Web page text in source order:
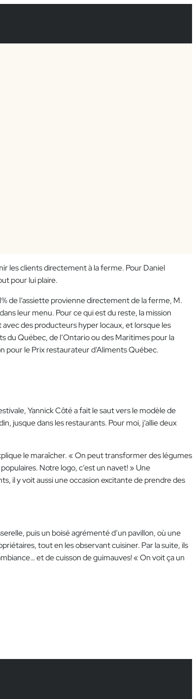
les clients directement à la ferme. Pour Daniel
pour lui plaire.
de l’assiette provienne directement de la ferme, M.
leur menu. Pour ce qui est du reste, la mission
des producteurs hyper locaux, et lorsque les
du Québec, de l’Ontario ou des Maritimes pour la
pour le Prix restaurateur d’Aliments Québec.
Yannick Côté a fait le saut vers le modèle de
jusque dans les restaurants. Pour moi, j’allie deux
le maraîcher. « On peut transformer des légumes
Notre logo, c’est un navet! » Une
il y voit aussi une occasion excitante de prendre des
puis un boisé agrémenté d’un pavillon, où une
tout en les observant cuisiner. Par la suite, ils
et de cuisson de guimauves! « On voit ça un